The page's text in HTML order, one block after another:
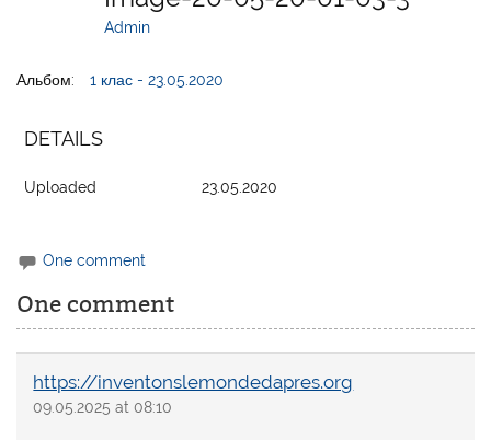
Admin
Альбом: 1 клас - 23.05.2020
DETAILS
Uploaded 23.05.2020
One comment
One comment
https://inventonslemondedapres.org
09.05.2025 at 08:10